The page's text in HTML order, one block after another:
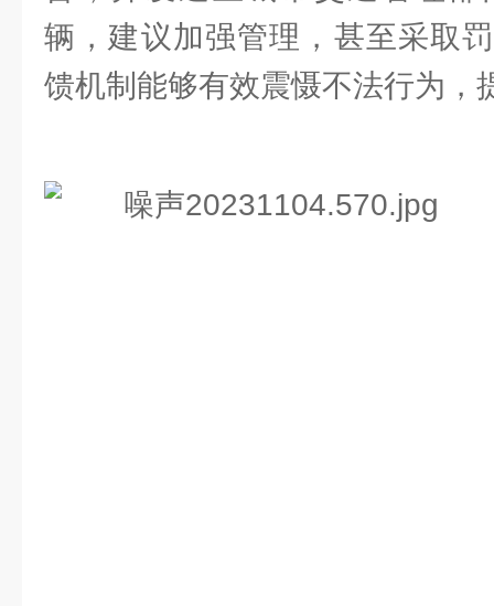
辆，建议加强管理，甚至采取
馈机制能够有效震慑不法行为，